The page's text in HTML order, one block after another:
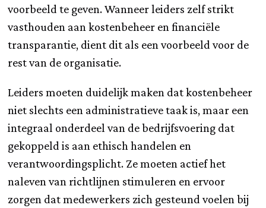
voorbeeld te geven. Wanneer leiders zelf strikt
vasthouden aan kostenbeheer en financiële
transparantie, dient dit als een voorbeeld voor de
rest van de organisatie.
Leiders moeten duidelijk maken dat kostenbeheer
niet slechts een administratieve taak is, maar een
integraal onderdeel van de bedrijfsvoering dat
gekoppeld is aan ethisch handelen en
verantwoordingsplicht. Ze moeten actief het
naleven van richtlijnen stimuleren en ervoor
zorgen dat medewerkers zich gesteund voelen bij